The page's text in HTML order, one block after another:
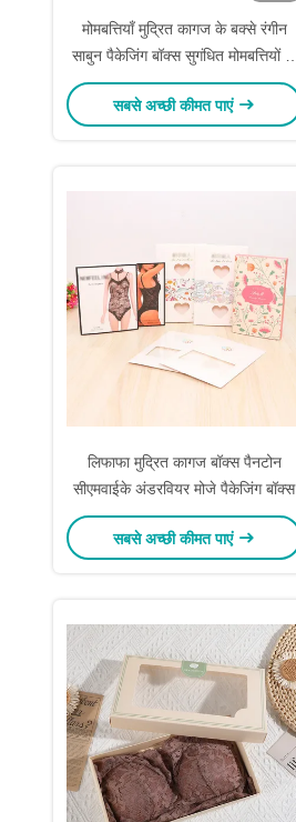
मोमबत्तियाँ मुद्रित कागज के बक्से रंगीन
साबुन पैकेजिंग बॉक्स सुगंधित मोमबत्तियों के
लिए
सबसे अच्छी कीमत पाएं
लिफाफा मुद्रित कागज बॉक्स पैनटोन
सीएमवाईके अंडरवियर मोजे पैकेजिंग बॉक्स
सबसे अच्छी कीमत पाएं